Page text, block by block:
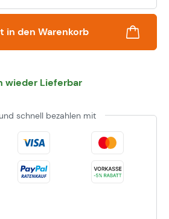
in den Warenkorb
wieder Lieferbar
schnell bezahlen mit